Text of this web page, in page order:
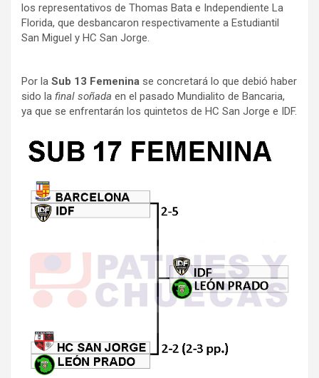
los representativos de Thomas Bata e Independiente La
Florida, que desbancaron respectivamente a Estudiantil
San Miguel y HC San Jorge.
Por la Sub 13 Femenina se concretará lo que debió haber
sido la final soñada en el pasado Mundialito de Bancaria,
ya que se enfrentarán los quintetos de HC San Jorge e IDF.